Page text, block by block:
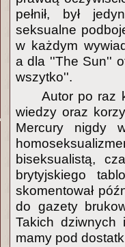
pełnił, był
seksualne
w każdym
a dla ''The Sun''
wszytko''.
Autor po raz
wiedzy oraz
Mercury nigdy
biseksualistą,
brytyjskiego
skomentował
do gazety
Takich dziwnych
mamy pod